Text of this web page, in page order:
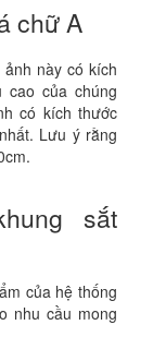
chữ A
này có kích
cao của chúng
có kích thước
Lưu ý rằng
sắt
của hệ thống
nhu cầu mong